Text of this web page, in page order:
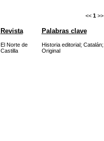
<< 1 >>
Revista Palabras clave
El Norte de
Castilla
Historia editorial; Catalán;
Original